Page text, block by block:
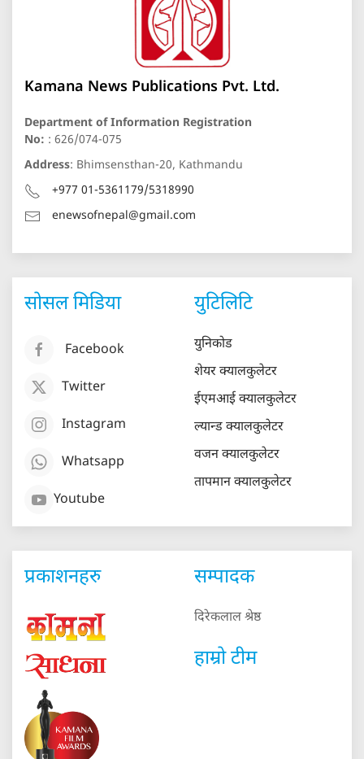
Kamana News Publications Pvt. Ltd.
Department of Information Registration
No: : 626/074-075
Address: Bhimsensthan-20, Kathmandu
+977 01-5361179/5318990
enewsofnepal@gmail.com
सोसल मिडिया
Facebook
Twitter
Instagram
Whatsapp
Youtube
युटिलिटि
युनिकोड
शेयर क्यालकुलेटर
ईएमआई क्यालकुलेटर
ल्यान्ड क्यालकुलेटर
वजन क्यालकुलेटर
तापमान क्यालकुलेटर
प्रकाशनहरु सम्पादक
दिरेकलाल श्रेष्ठ
हाम्रो टीम